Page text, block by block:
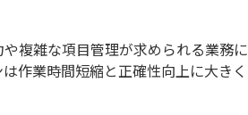
複雑な項目管理が求められる業務に
作業時間短縮と正確性向上に大きく